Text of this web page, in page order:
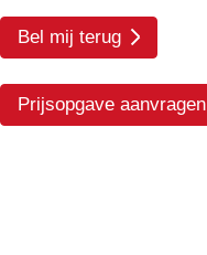
Bel mij terug
Prijsopgave aanvragen